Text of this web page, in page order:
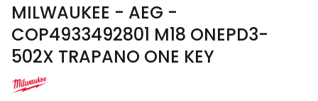
MILWAUKEE - AEG -
COP4933492801 M18 ONEPD3-
502X TRAPANO ONE KEY